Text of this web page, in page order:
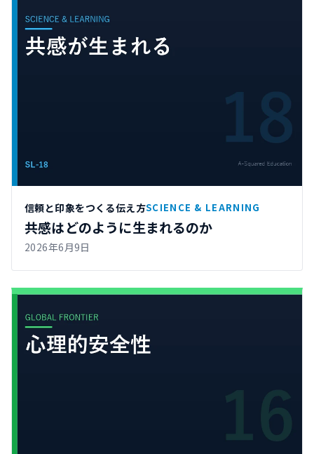
信頼と印象をつくる伝え方SCIENCE & LEARNING
共感はどのように生まれるのか
2026年6月9日